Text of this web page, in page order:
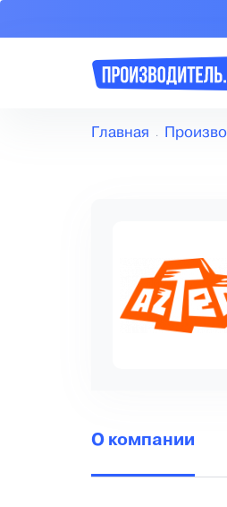
Главная
О компании